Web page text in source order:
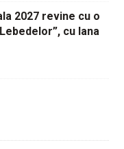
2027 revine cu o
cu Iana